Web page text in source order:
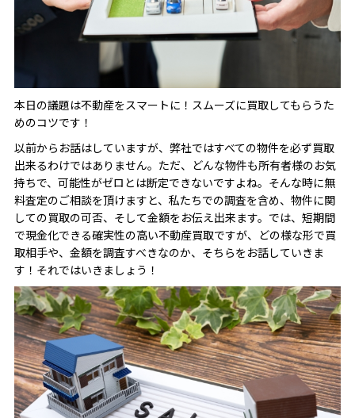
本日の議題は不動産をスマートに！スムーズに買取してもらうた
めのコツです！
以前からお話はしていますが、弊社ではすべての物件を必ず買取
出来るわけではありません。ただ、どんな物件も所有者様のお気
持ちで、可能性がゼロとは断定できないですよね。そんな時に無
料査定のご相談を頂けますと、私たちでの調査を含め、物件に関
しての買取の可否、そして金額をお伝え出来ます。では、短期間
で現金化できる確実性の高い不動産買取ですが、どの様な形で買
取相手や、金額を調査すべきなのか、そちらをお話していきま
す！それではいきましょう！